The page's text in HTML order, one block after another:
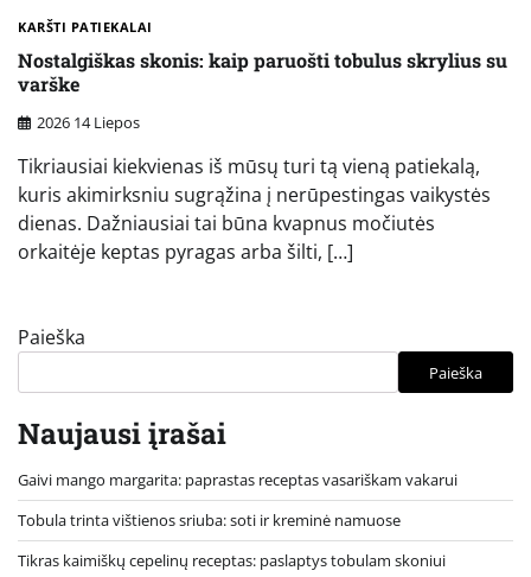
KARŠTI PATIEKALAI
Nostalgiškas skonis: kaip paruošti tobulus skrylius su
varške
2026 14 Liepos
Tikriausiai kiekvienas iš mūsų turi tą vieną patiekalą,
kuris akimirksniu sugrąžina į nerūpestingas vaikystės
dienas. Dažniausiai tai būna kvapnus močiutės
orkaitėje keptas pyragas arba šilti, […]
Paieška
Paieška
Naujausi įrašai
Gaivi mango margarita: paprastas receptas vasariškam vakarui
Tobula trinta vištienos sriuba: soti ir kreminė namuose
Tikras kaimiškų cepelinų receptas: paslaptys tobulam skoniui